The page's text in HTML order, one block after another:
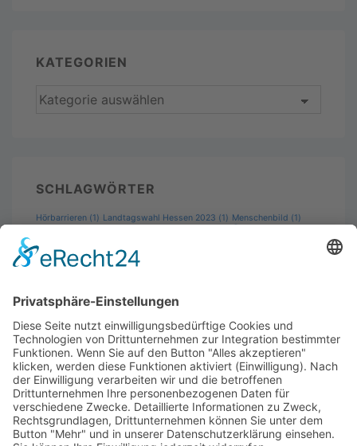
KATEGORIEN
SCHLAGWÖRTER
Hörbarrieren (1) Landtagswahl Hessen 2023 (1) Menschenbild (1)
Wahlprüfsteine
(2)
SUCHE